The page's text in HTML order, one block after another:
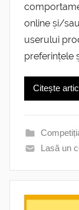
online și/
userului
preferințele
Citește
Lasă un